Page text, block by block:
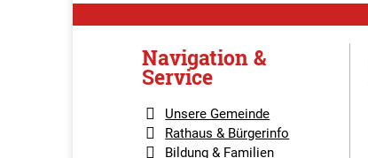
Navigation &
Service
Unsere Gemeinde
Rathaus & Bürgerinfo
Bildung & Familien